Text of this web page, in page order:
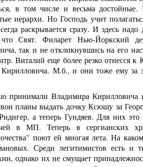
в том числе и весьма
иерархи. Но Господь учит
раскрывается сразу. И здесь
Свят. Филарет Нью-Йоркский
так и не откликнувшись на его
Виталий еще более резко отнесся к
М.б., и они тоже ему за
принимали Владимира
планы выдать дочку Ксюшу за
а теперь Гундяев. Для них
в МП. Теперь в сергианских
поют ей многая лета. На
Среди легитимистов есть и
однако их не смущает